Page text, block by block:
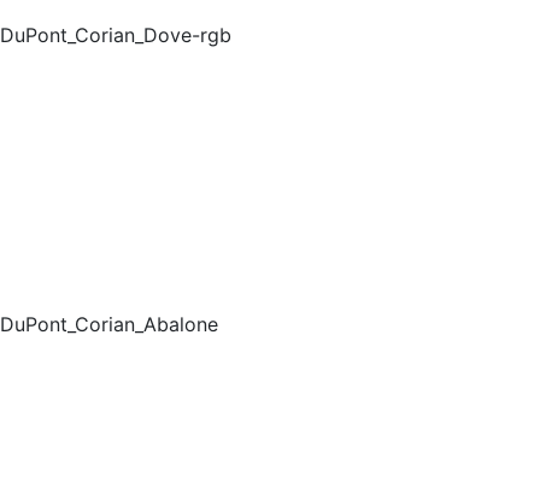
DuPont_Corian_Dove-rgb
DuPont_Corian_Abalone